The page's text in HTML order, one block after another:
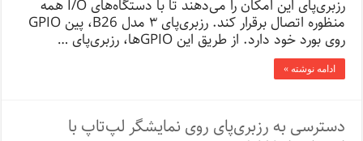
رزبری‌پای این امکان را می‌دهند تا با دستگاه‌های I/O همه
منظوره اتصال برقرار کند. رزبری‌پای ۳ مدل B26، پین GPIO
روی بورد خود دارد. از طریق این GPIOها، رزبری‌پای …
ادامه نوشته »
دسترسی به رزبری‌پای روی نمایشگر لپ‌تاپ با